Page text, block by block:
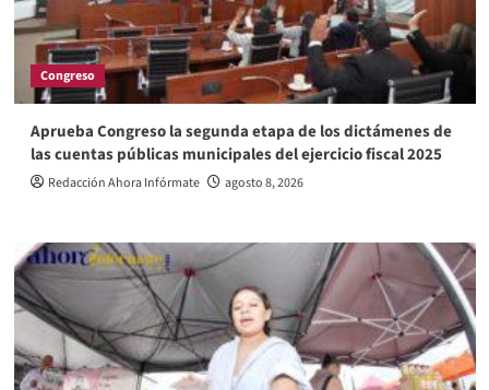
Congreso
Aprueba Congreso la segunda etapa de los dictámenes de
las cuentas públicas municipales del ejercicio fiscal 2025
Redacción Ahora Infórmate agosto 8, 2026